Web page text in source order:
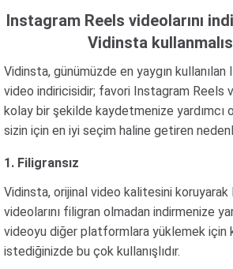
Instagram Reels videolarını
Vidinsta
Vidinsta, günümüzde en yaygın
video indiricisidir; favori Instagram Reels
kolay bir şekilde kaydetmenize yardımcı
sizin için en iyi seçim haline getiren
1. Filigransız
Vidinsta, orijinal video kalitesini
videolarını filigran olmadan indirmenize
videoyu diğer platformlara yüklemek için
istediğinizde bu çok kullanışlıdır.